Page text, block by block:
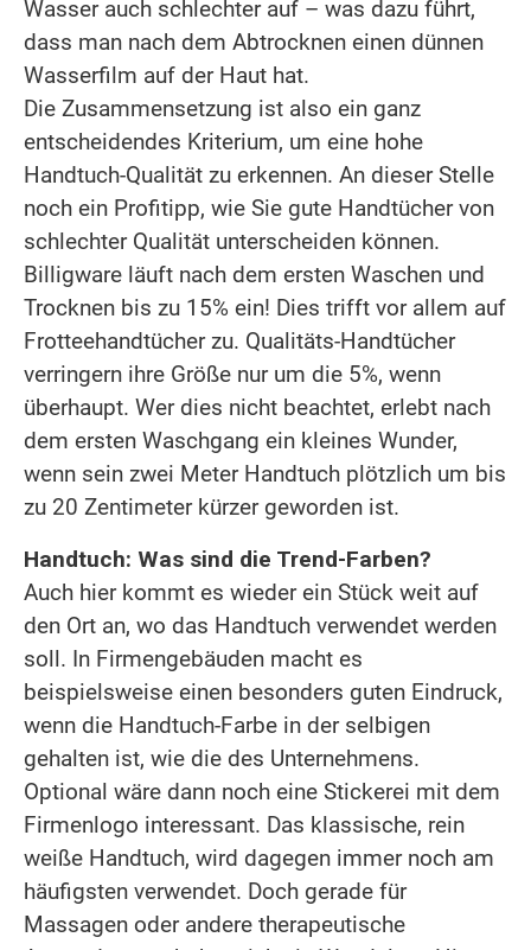
Wasser auch schlechter auf – was dazu führt,
dass man nach dem Abtrocknen einen dünnen
Wasserfilm auf der Haut hat.
Die Zusammensetzung ist also ein ganz
entscheidendes Kriterium, um eine hohe
Handtuch-Qualität zu erkennen. An dieser Stelle
noch ein Profitipp, wie Sie gute Handtücher von
schlechter Qualität unterscheiden können.
Billigware läuft nach dem ersten Waschen und
Trocknen bis zu 15% ein! Dies trifft vor allem auf
Frotteehandtücher zu. Qualitäts-Handtücher
verringern ihre Größe nur um die 5%, wenn
überhaupt. Wer dies nicht beachtet, erlebt nach
dem ersten Waschgang ein kleines Wunder,
wenn sein zwei Meter Handtuch plötzlich um bis
zu 20 Zentimeter kürzer geworden ist.
Handtuch: Was sind die Trend-Farben?
Auch hier kommt es wieder ein Stück weit auf
den Ort an, wo das Handtuch verwendet werden
soll. In Firmengebäuden macht es
beispielsweise einen besonders guten Eindruck,
wenn die Handtuch-Farbe in der selbigen
gehalten ist, wie die des Unternehmens.
Optional wäre dann noch eine Stickerei mit dem
Firmenlogo interessant. Das klassische, rein
weiße Handtuch, wird dagegen immer noch am
häufigsten verwendet. Doch gerade für
Massagen oder andere therapeutische